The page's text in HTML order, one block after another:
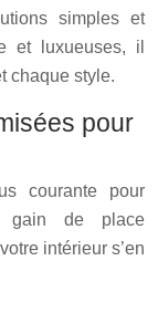
simples et
et luxueuses, il
chaque style.
pour
courante pour
gain de place
intérieur s’en